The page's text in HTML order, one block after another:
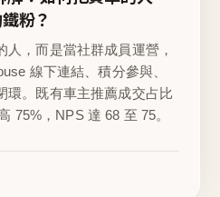
粉？
，而是當社群成員運營，
線下連結、積分參與、
環。既有車主推薦成交占比
75%，NPS 達 68 至 75。